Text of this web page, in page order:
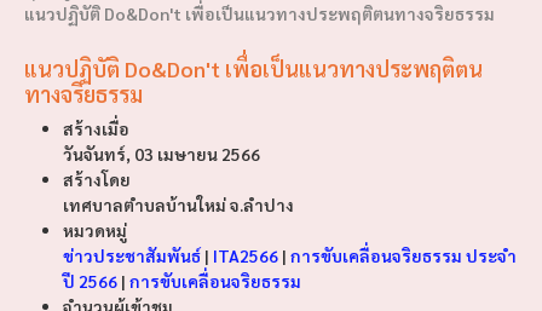
แนวปฏิบัติ Do&Don't เพื่อเป็นแนวทางประพฤติตนทางจริยธรรม
แนวปฏิบัติ Do&Don't เพื่อเป็นแนวทางประพฤติตน
ทางจริยธรรม
สร้างเมื่อ
วันจันทร์, 03 เมษายน 2566
สร้างโดย
เทศบาลตำบลบ้านใหม่ จ.ลำปาง
หมวดหมู่
ข่าวประชาสัมพันธ์ | ITA2566 | การขับเคลื่อนจริยธรรม ประจำ
ปี 2566 | การขับเคลื่อนจริยธรรม
จำนวนผู้เข้าชม